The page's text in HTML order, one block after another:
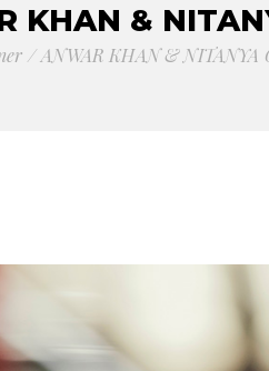
KHAN &
ANWAR KHAN & NITANYA